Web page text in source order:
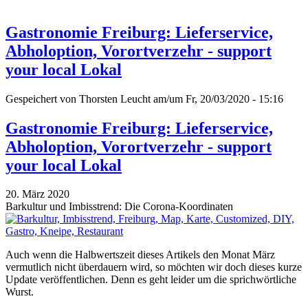
Gastronomie Freiburg: Lieferservice,
Abholoption, Vorortverzehr - support
your local Lokal
Gespeichert von Thorsten Leucht am/um Fr, 20/03/2020 - 15:16
Gastronomie Freiburg: Lieferservice,
Abholoption, Vorortverzehr - support
your local Lokal
20. März 2020
Barkultur und Imbisstrend: Die Corona-Koordinaten
Auch wenn die Halbwertszeit dieses Artikels den Monat März
vermutlich nicht überdauern wird, so möchten wir doch dieses kurze
Update veröffentlichen. Denn es geht leider um die sprichwörtliche
Wurst.